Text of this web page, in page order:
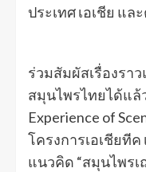
ประเทศ เอเชีย แล
ร่วมสัมผัสเรื่องรา
สมุนไพรไทยได้แล้
Experience of
โครงการเอเชียที
แนวคิด “สมุนไพรเ